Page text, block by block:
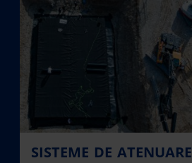
SISTEME DE ATENUARE